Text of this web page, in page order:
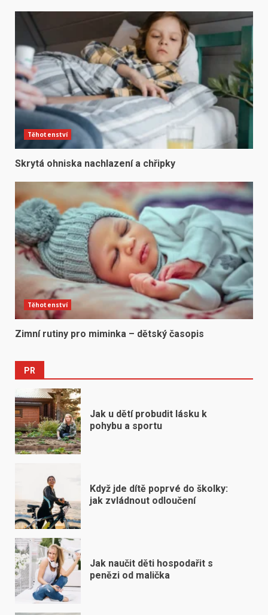
Těhotenství
Skrytá ohniska nachlazení a chřipky
Těhotenství
Zimní rutiny pro miminka – dětský časopis
PR
Jak u dětí probudit lásku k
pohybu a sportu
Když jde dítě poprvé do školky:
jak zvládnout odloučení
Jak naučit děti hospodařit s
penězi od malička